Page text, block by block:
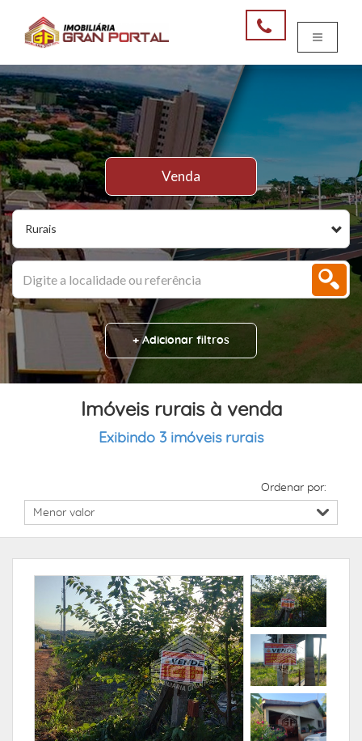
Rurais
Venda
+ Adicionar filtros
Imóveis rurais à venda
Exibindo 3 imóveis rurais
Ordenar por: